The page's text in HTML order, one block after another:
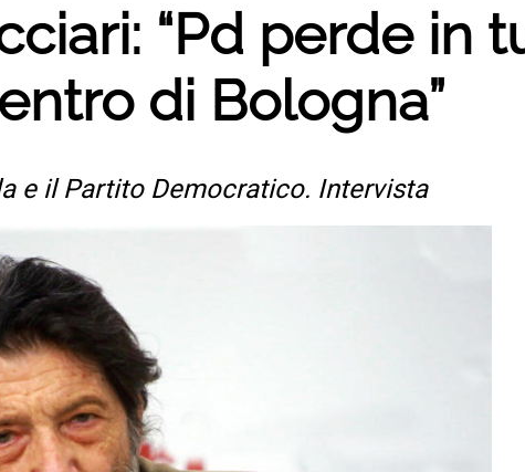
“Pd perde in
di Bologna”
e il Partito Democratico. Intervista